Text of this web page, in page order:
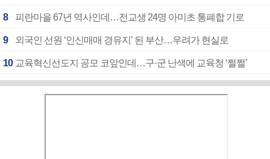
8 피란마을 67년 역사인데…전교생 24명 아미초 통폐합 기로
9 외국인 선원 ‘인신매매 경유지’ 된 부산…우려가 현실로
10 교육혁신선도지 공모 코앞인데…구·군 난색에 교육청 ‘쩔쩔’